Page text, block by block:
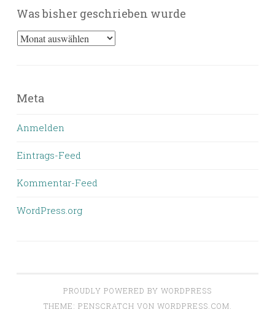
Was bisher geschrieben wurde
Was
wurde
Meta
Anmelden
Eintrags-Feed
Kommentar-Feed
WordPress.org
PROUDLY POWERED BY WORDPRESS
THEME: PENSCRATCH VON WORDPRESS.COM